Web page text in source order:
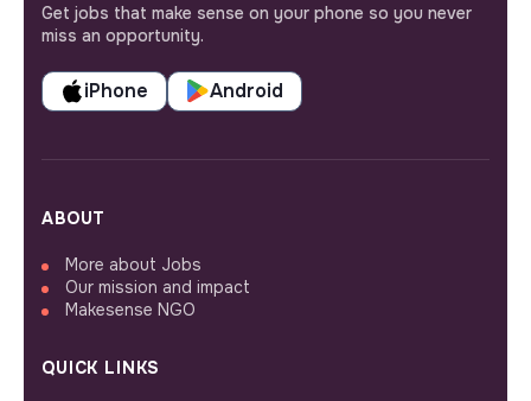
Get jobs that make sense on your phone so you never
miss an opportunity.
iPhone Android
ABOUT
More about Jobs
Our mission and impact
Makesense NGO
QUICK LINKS